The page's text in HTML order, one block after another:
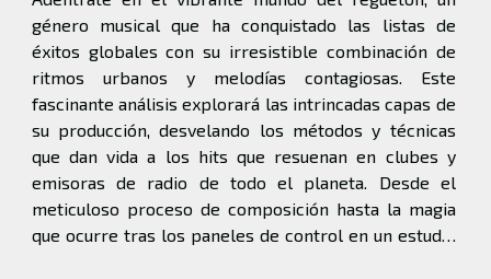
género musical que ha conquistado las listas de
éxitos globales con su irresistible combinación de
ritmos urbanos y melodías contagiosas. Este
fascinante análisis explorará las intrincadas capas de
su producción, desvelando los métodos y técnicas
que dan vida a los hits que resuenan en clubes y
emisoras de radio de todo el planeta. Desde el
meticuloso proceso de composición hasta la magia
que ocurre tras los paneles de control en un estudio